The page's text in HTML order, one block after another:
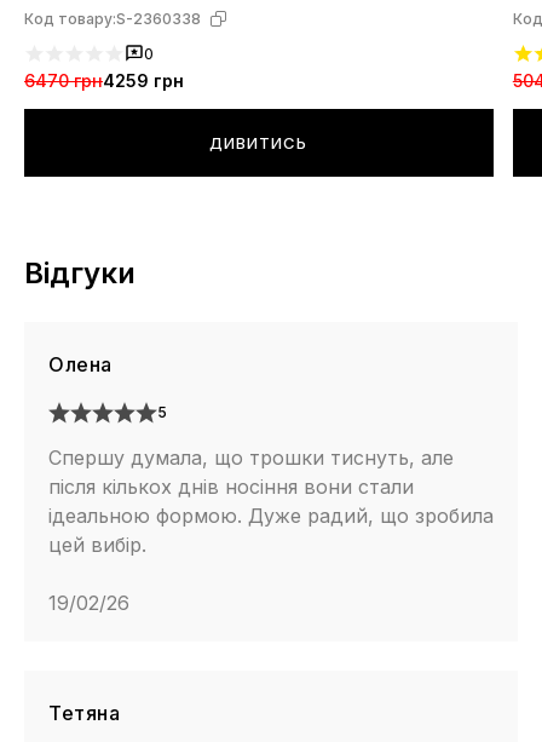
Код товару:S-2360338
0
6470 грн4259 грн
ДИВИТИСЬ
Відгуки
Олена
5
Спершу думала, що трошки тиснуть, але
після кількох днів носіння вони стали
ідеальною формою. Дуже радий, що зробила
цей вибір.
19/02/26
Тетяна